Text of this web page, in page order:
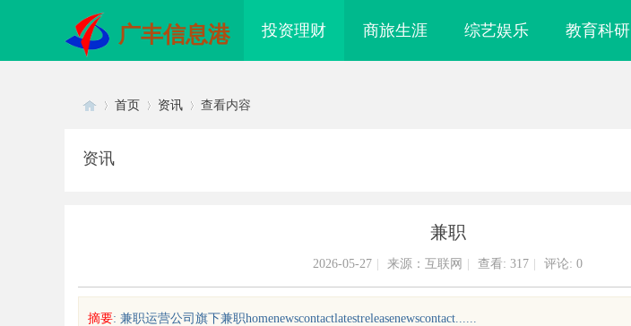
广丰信息港 投资理财 商旅生涯 综艺娱乐 教育科研
首页 资讯 查看内容
资讯
兼职
2026-05-27 来源：互联网 查看: 317 评论: 0
摘要: 兼职运营公司旗下兼职homenewscontactlatestreleasenewscontact......